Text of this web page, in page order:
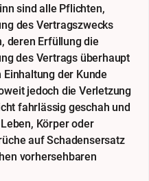
sind alle Pflichten,
des Vertragszwecks
deren Erfüllung die
des Vertrags überhaupt
der Kunde
jedoch die Verletzung
fahrlässig geschah und
Körper oder
auf Schadensersatz
vorhersehbaren